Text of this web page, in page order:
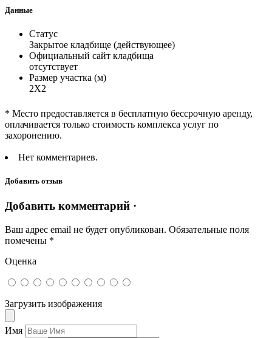
Данные
Статус
Закрытое кладбище (действующее)
Официальный сайт кладбища
отсутствует
Размер участка (м)
2Х2
* Место предоставляется в бесплатную бессрочную аренду,
оплачивается только стоимость комплекса услуг по
захоронению.
Нет комментариев.
Добавить отзыв
Добавить комментарий ·
Ваш адрес email не будет опубликован. Обязательные поля
помечены *
Оценка
Загрузить изображения
Имя